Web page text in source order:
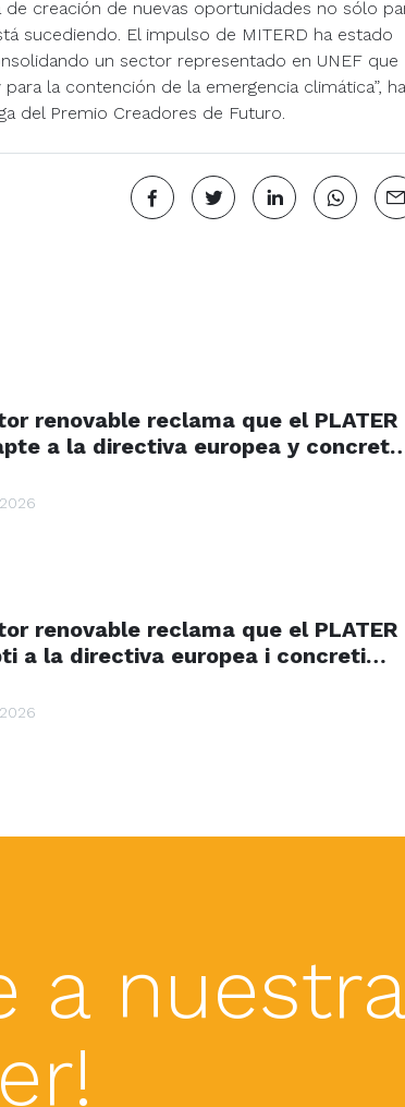
creación de nuevas oportunidades no sólo
sucediendo. El impulso de MITERD ha estado
un sector representado en UNEF que
la contención de la emergencia climática”, ha
del Premio Creadores de Futuro.
renovable reclama que el PLATER
a la directiva europea y concrete
renovable reclama que el PLATER
a la directiva europea i concreti
a nuestra